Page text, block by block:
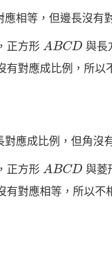
應相等，但邊長沒有
正方形 ABCD
A BCD 與長
有對應成比例，所以
對應成比例，但角沒
正方形 ABCD
A BCD 與菱
有對應相等，所以不